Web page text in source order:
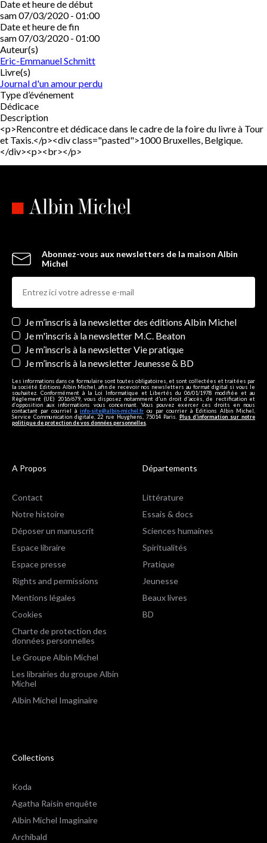
Date et heure de début
sam 07/03/2020 - 01:00
Date et heure de fin
sam 07/03/2020 - 01:00
Auteur(s)
Eric-Emmanuel Schmitt
Livre(s)
Journal d'un amour perdu
Type d’événement
Dédicace
Description
<p>Rencontre et dédicace dans le cadre de la foire du livre à Tour
et Taxis.</p><div class="pasted">1000 Bruxelles, Belgique.
</div><p><br></p>
Abonnez-vous aux newsletters de la maison Albin
Michel
Newsletters
Je m’inscris à la newsletter des éditions Albin Michel
Je m'inscris à la newsletter M.C. Beaton
Je m’inscris à la newsletter Vie pratique
Je m’inscris à la newsletter Jeunesse & BD
Les informations dans ce formulaire sont toutes obligatoires, et sont collectées et traitées par
la société Editions Albin Michel, afin de recevoir nos newsletters au format digital si vous le
souhaitez. Conformément à la Loi Informatique et Libertés du 06/01/1978 modifiée et au
Règlement (UE) 2016/679, vous disposez notamment d'un droit d'accès, de rectification et
d’opposition aux informations vous concernant. Vous pouvez exercer ces droits en nous
contactant par courriel à info-site@albin-michel.fr ou par courrier à Editions Albin Michel,
Service Communication digitale, 22 rue Huyghens, 75014 Paris. Plus d’information sur notre
politique de protection de vos données personnelles
A Propos
Contact
Notre histoire
Déposer un manuscrit
Espace libraire
Espace presse
Rights and permissions
Mentions légales
Cookies
Charte de protection des
données personnelles
Le Groupe Albin Michel
Les librairies du groupe Albin
Michel
Albin Michel Imaginaire
Départements
Littérature
Essais & docs
Sciences humaines
Spiritualités
Pratique
Jeunesse
Beaux livres
BD
Collections
Koda
Agatha Raisin enquête
Albin Michel Imaginaire
Archibald